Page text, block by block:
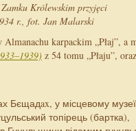
Królewskim przyjęci
r., fot. Jan Malarski
karpackim „Płaj”, a
z 54 tomu „Płaju”,
Бєщадax, у місцевому
топірець (бартка),